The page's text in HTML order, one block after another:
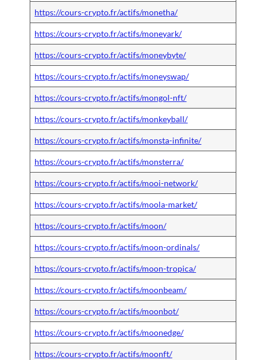
https://cours-crypto.fr/actifs/monetha/
https://cours-crypto.fr/actifs/moneyark/
https://cours-crypto.fr/actifs/moneybyte/
https://cours-crypto.fr/actifs/moneyswap/
https://cours-crypto.fr/actifs/mongol-nft/
https://cours-crypto.fr/actifs/monkeyball/
https://cours-crypto.fr/actifs/monsta-infinite/
https://cours-crypto.fr/actifs/monsterra/
https://cours-crypto.fr/actifs/mooi-network/
https://cours-crypto.fr/actifs/moola-market/
https://cours-crypto.fr/actifs/moon/
https://cours-crypto.fr/actifs/moon-ordinals/
https://cours-crypto.fr/actifs/moon-tropica/
https://cours-crypto.fr/actifs/moonbeam/
https://cours-crypto.fr/actifs/moonbot/
https://cours-crypto.fr/actifs/moonedge/
https://cours-crypto.fr/actifs/moonft/